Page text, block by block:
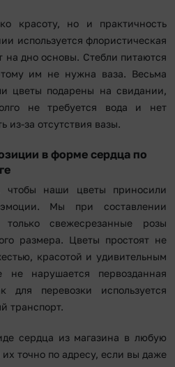
красоту, но и практичность
используется флористическая
на дно основы. Стебли питаются
им не нужна ваза. Весьма
цветы подарены на свидании,
не требуется вода и нет
из-за отсутствия вазы.
в форме сердца по
чтобы наши цветы приносили
эмоции. Мы при составлении
только свежесрезанные розы
размера. Цветы простоят не
красотой и удивительным
не нарушается первозданная
для перевозки используется
транспорт.
сердца из магазина в любую
точно по адресу, если вы даже